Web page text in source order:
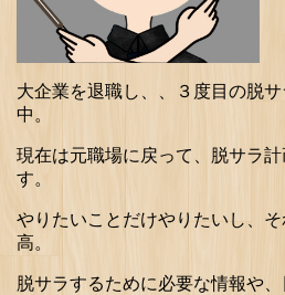
大企業を退職し、、３度目の脱
中。
現在は元職場に戻って、脱サラ
す。
やりたいことだけやりたいし、
高。
脱サラするために必要な情報や